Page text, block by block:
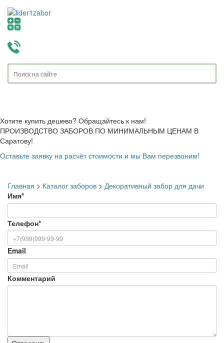
Хотите купить дешево? Обращайтесь к нам!
ПРОИЗВОДСТВО ЗАБОРОВ ПО МИНИМАЛЬНЫМ ЦЕНАМ В
Саратову!
Оставьте заявку на расчёт стоимости и мы Вам перезвоним!
Главная > Каталог заборов > Декоративный забор для дачи
Имя*
Телефон*
Email
Комментарий